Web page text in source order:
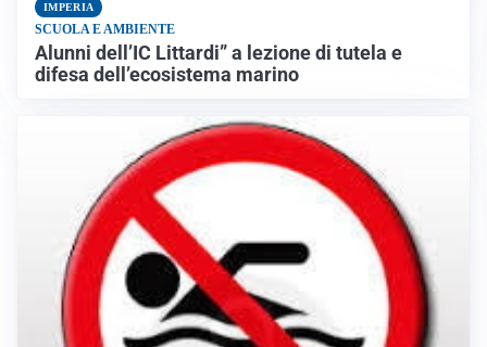
IMPERIA
SCUOLA E AMBIENTE
Alunni dell’IC Littardi” a lezione di tutela e
difesa dell’ecosistema marino